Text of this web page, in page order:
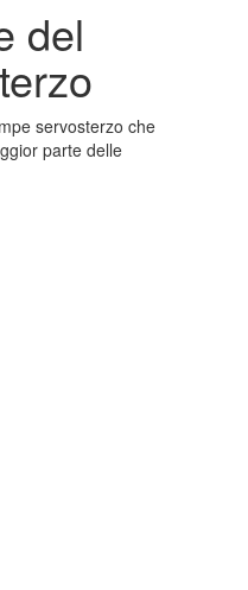
del
servosterzo che
parte delle